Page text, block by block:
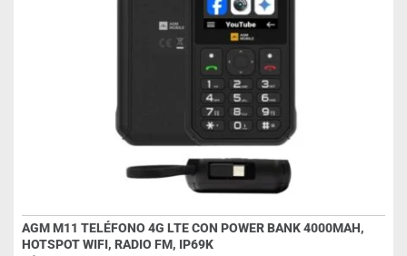
AGM M11 TELÉFONO 4G LTE CON POWER BANK 4000MAH,
HOTSPOT WIFI, RADIO FM, IP69K